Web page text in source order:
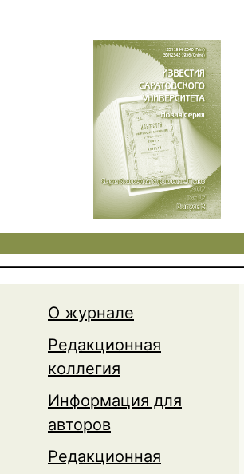
О журнале
Редакционная
коллегия
Информация для
авторов
Редакционная